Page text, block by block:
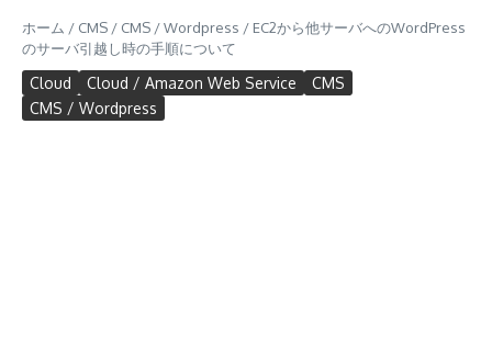
ホーム / CMS / CMS / Wordpress / EC2から他サーバへのWordPress
のサーバ引越し時の手順について
Cloud Cloud / Amazon Web Service
CMS
CMS / Wordpress